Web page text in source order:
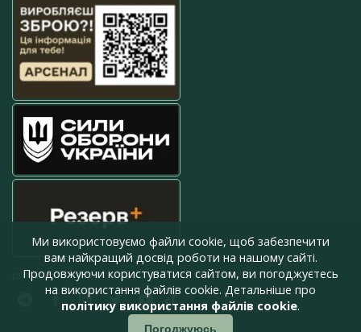
press@armyinform.com.ua
Ми використовуємо файли cookie, щоб забезпечити
вам найкращий досвід роботи на нашому сайті.
Продовжуючи користуватися сайтом, ви погоджуєтесь
на використання файлів cookie. Детальніше про
політику використання файлів cookie.
Погоджуюсь